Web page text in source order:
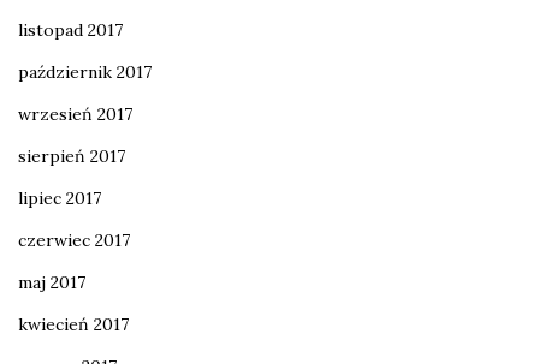
listopad 2017
październik 2017
wrzesień 2017
sierpień 2017
lipiec 2017
czerwiec 2017
maj 2017
kwiecień 2017